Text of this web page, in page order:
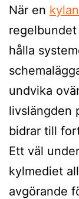
När en
hålla
undvika
livslängden
bidrar till
Ett väl
kylmediet
avgörande